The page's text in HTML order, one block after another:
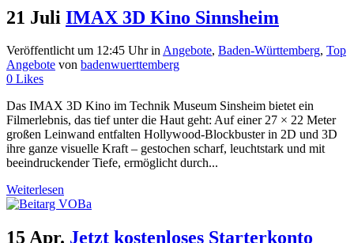
21 Juli IMAX 3D Kino Sinnsheim
Veröffentlicht um 12:45 UhrinAngebote, Baden-Württemberg, Top
Angebote von badenwuerttemberg
0 Likes
Das IMAX 3D Kino im Technik Museum Sinsheim bietet ein
Filmerlebnis, das tief unter die Haut geht: Auf einer 27 × 22 Meter
großen Leinwand entfalten Hollywood-Blockbuster in 2D und 3D
ihre ganze visuelle Kraft – gestochen scharf, leuchtstark und mit
beeindruckender Tiefe, ermöglicht durch...
Weiterlesen
15 Apr. Jetzt kostenloses Starterkonto